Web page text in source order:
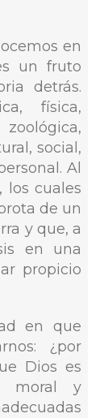
en
un fruto
detrás.
física,
social,
Al
los cuales
de un
y que, a
en una
propicio
en que
¿por
Dios es
moral y